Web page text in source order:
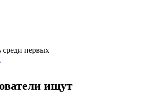
среди первых
ищут